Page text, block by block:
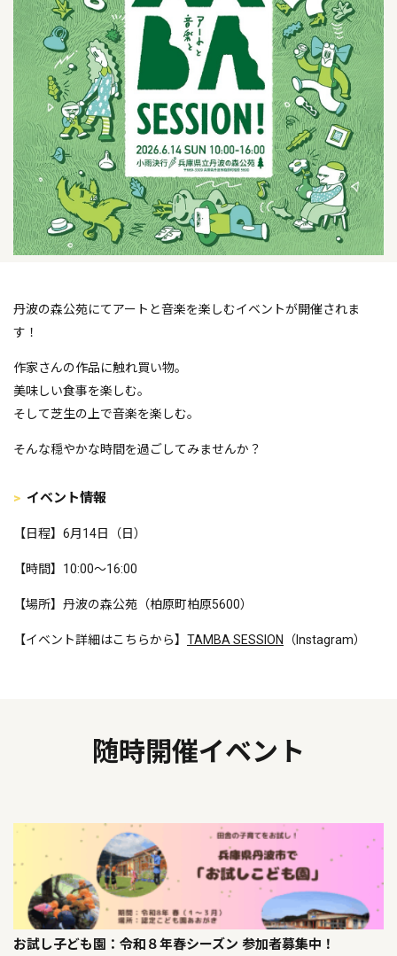
丹波の森公苑にてアートと音楽を楽しむイベントが開催されま
す！
作家さんの作品に触れ買い物。
美味しい食事を楽しむ。
そして芝生の上で音楽を楽しむ。
そんな穏やかな時間を過ごしてみませんか？
イベント情報
【日程】6月14日（日）
【時間】10:00～16:00
【場所】丹波の森公苑（柏原町柏原5600）
【イベント詳細はこちらから】 TAMBA SESSION （Instagram）
随時開催イベント
お試し子ども園：令和８年春シーズン 参加者募集中！